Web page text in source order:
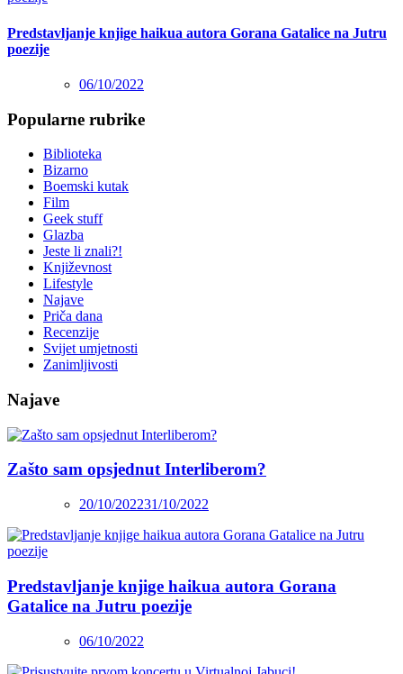
Predstavljanje knjige haikua autora Gorana Gatalice na Jutru
poezije
06/10/2022
Popularne rubrike
Biblioteka
Bizarno
Boemski kutak
Film
Geek stuff
Glazba
Jeste li znali?!
Književnost
Lifestyle
Najave
Priča dana
Recenzije
Svijet umjetnosti
Zanimljivosti
Najave
Zašto sam opsjednut Interliberom?
20/10/202231/10/2022
Predstavljanje knjige haikua autora Gorana
Gatalice na Jutru poezije
06/10/2022